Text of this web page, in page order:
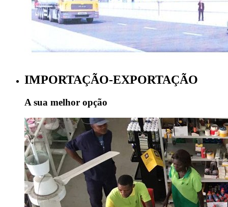
IMPORTAÇÃO-EXPORTAÇÃO
A sua melhor opção